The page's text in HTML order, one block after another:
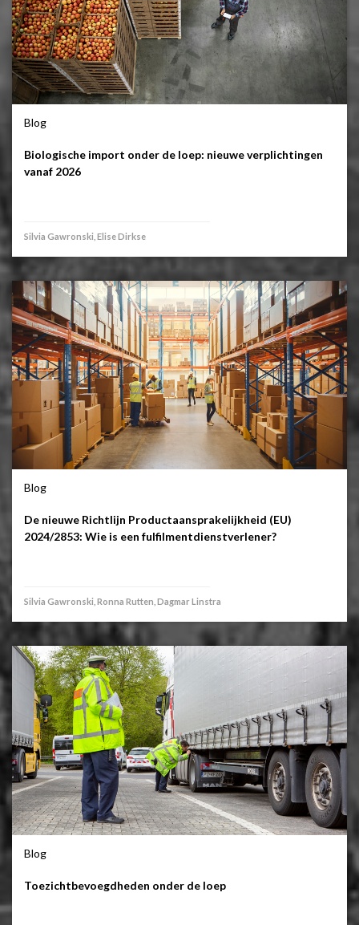
Blog
Biologische import onder de loep: nieuwe verplichtingen
vanaf 2026
Silvia Gawronski, Elise Dirkse
Blog
De nieuwe Richtlijn Productaansprakelijkheid (EU)
2024/2853: Wie is een fulfilmentdienstverlener?
Silvia Gawronski, Ronna Rutten, Dagmar Linstra
Blog
Toezichtbevoegdheden onder de loep